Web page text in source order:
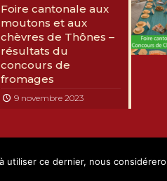
Foire cantonale aux
moutons et aux
chèvres de Thônes –
résultats du
concours de
fromages
9 novembre 2023
ce dernier, nous